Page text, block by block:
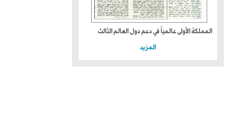
المملكة الأولى عالمياً في دعم دول العالم الثالث
المزيد